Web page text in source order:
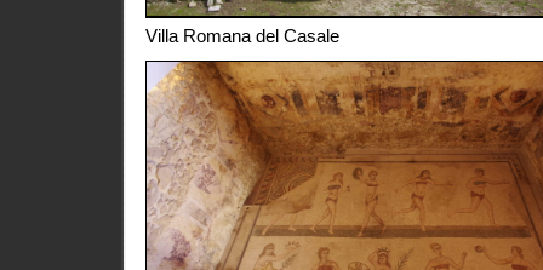
Villa Romana del Casale